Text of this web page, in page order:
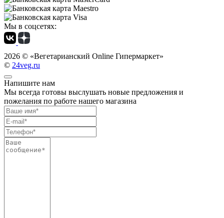
Мы в соцсетях:
2026 © «Вегетарианский Online Гипермаркет»
© 24veg.ru
Напишите нам
Мы всегда готовы выслушать новые предложения и
пожелания по работе нашего магазина